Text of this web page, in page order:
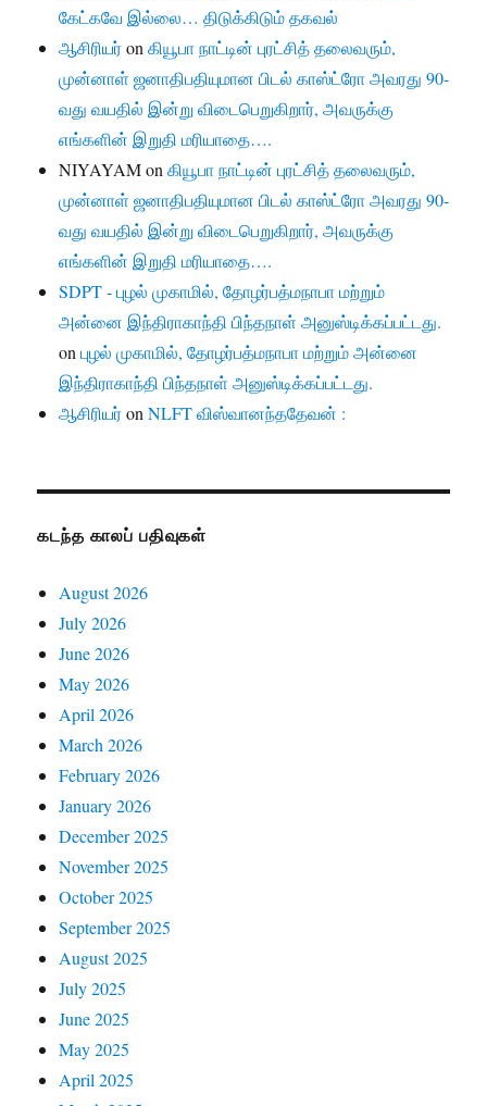
கேட்கவே இல்லை… திடுக்கிடும் தகவல்
ஆசிரியர்onகியூபா நாட்டின் புரட்சித் தலைவரும்,
முன்னாள் ஜனாதிபதியுமான பிடல் காஸ்ட்ரோ அவரது 90-
வது வயதில் இன்று விடைபெறுகிறார், அவருக்கு
எங்களின் இறுதி மரியாதை….
NIYAYAMonகியூபா நாட்டின் புரட்சித் தலைவரும்,
முன்னாள் ஜனாதிபதியுமான பிடல் காஸ்ட்ரோ அவரது 90-
வது வயதில் இன்று விடைபெறுகிறார், அவருக்கு
எங்களின் இறுதி மரியாதை….
SDPT - புழல் முகாமில், தோழர்பத்மநாபா மற்றும்
அன்னை இந்திராகாந்தி பிந்தநாள் அனுஸ்டிக்கப்பட்டது.
onபுழல் முகாமில், தோழர்பத்மநாபா மற்றும் அன்னை
இந்திராகாந்தி பிந்தநாள் அனுஸ்டிக்கப்பட்டது.
ஆசிரியர்onNLFT விஸ்வானந்ததேவன் :
கடந்த காலப் பதிவுகள்
August 2026
July 2026
June 2026
May 2026
April 2026
March 2026
February 2026
January 2026
December 2025
November 2025
October 2025
September 2025
August 2025
July 2025
June 2025
May 2025
April 2025